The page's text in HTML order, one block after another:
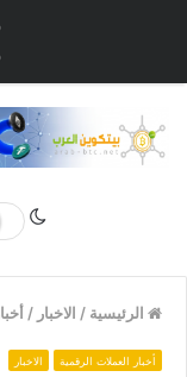
الرئيسية / الاخبار /
أخبار العملات الرقمية الاخبار